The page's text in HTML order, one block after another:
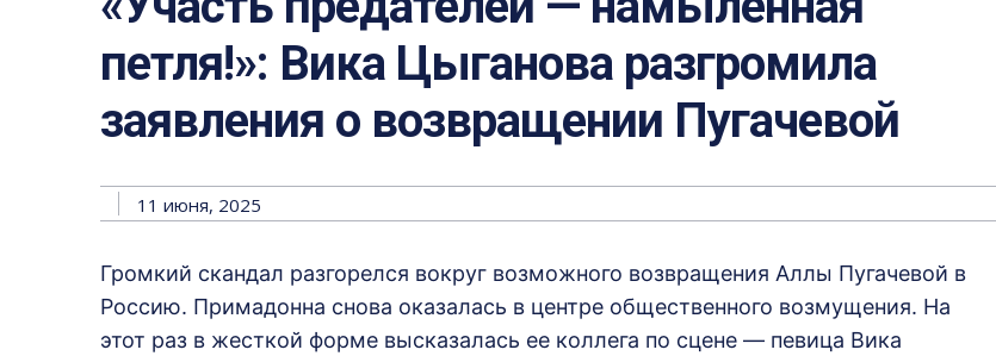
петля!»: Вика Цыганова разгромила
заявления о возвращении Пугачевой
11 июня, 2025
Громкий скандал разгорелся вокруг возможного возвращения Аллы Пугачевой в
Россию. Примадонна снова оказалась в центре общественного возмущения. На
этот раз в жесткой форме высказалась ее коллега по сцене — певица Вика